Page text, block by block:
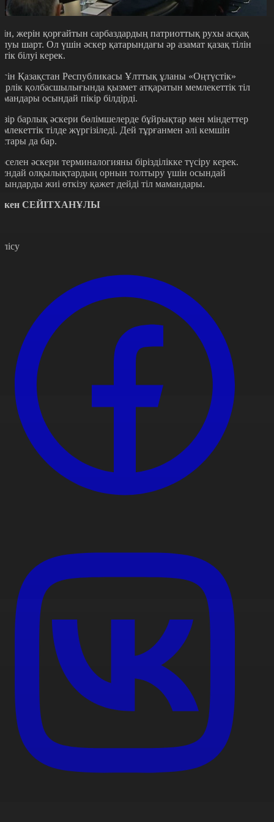
жерін қорғайтын сарбаздардың патриоттық рухы асқақ
шарт. Ол үшін әскер қатарындағы әр азамат қазақ тілін
білуі керек.
Қазақстан Республикасы Ұлттық ұланы «Оңтүстік»
қолбасшылығында қызмет атқаратын мемлекеттік тіл
осындай пікір білдірді.
барлық әскери бөлімшелерде бұйрықтар мен міндеттер
тілде жүргізіледі. Дей тұрғанмен әлі кемшін
да бар.
әскери терминалогияны бірізділікке түсіру керек.
олқылықтардың орнын толтыру үшін осындай
жиі өткізу қажет дейді тіл мамандары.
СЕЙІТХАНҰЛЫ